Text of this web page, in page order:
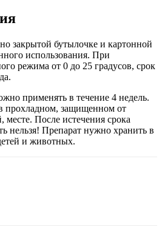
закрытой бутылочке и картонной
использования. При
режима от 0 до 25 градусов, срок
применять в течение 4 недель.
прохладном, защищенном от
После истечения срока
нельзя! Препарат нужно хранить в
и животных.